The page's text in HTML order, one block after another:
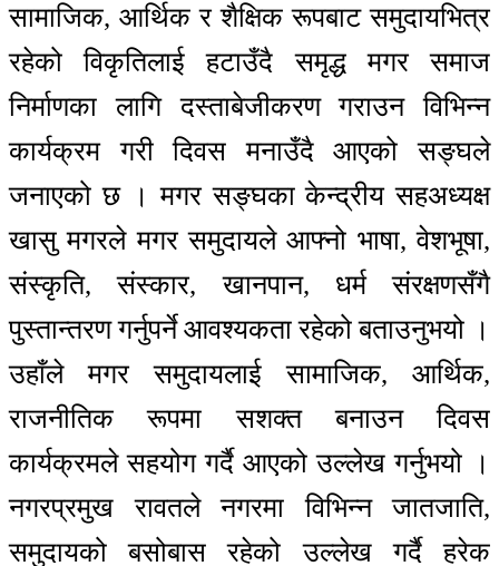
सामाजिक, आर्थिक र शैक्षिक रूपबाट समुदायभित्र
रहेको विकृतिलाई हटाउँदै समृद्ध मगर समाज
निर्माणका लागि दस्ताबेजीकरण गराउन विभिन्न
कार्यक्रम गरी दिवस मनाउँदै आएको सङ्घले
जनाएको छ । मगर सङ्घका केन्द्रीय सहअध्यक्ष
खासु मगरले मगर समुदायले आफ्नो भाषा, वेशभूषा,
संस्कृति, संस्कार, खानपान, धर्म संरक्षणसँगै
पुस्तान्तरण गर्नुपर्ने आवश्यकता रहेको बताउनुभयो ।
उहाँले मगर समुदायलाई सामाजिक, आर्थिक,
राजनीतिक रूपमा सशक्त बनाउन दिवस
कार्यक्रमले सहयोग गर्दै आएको उल्लेख गर्नुभयो ।
नगरप्रमुख रावतले नगरमा विभिन्न जातजाति,
समुदायको बसोबास रहेको उल्लेख गर्दै हरेक